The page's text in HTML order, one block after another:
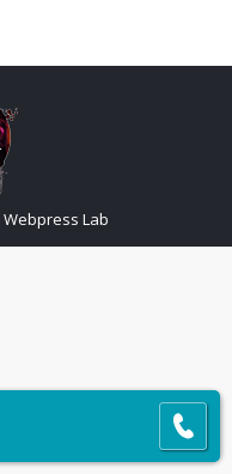
Webpress Lab